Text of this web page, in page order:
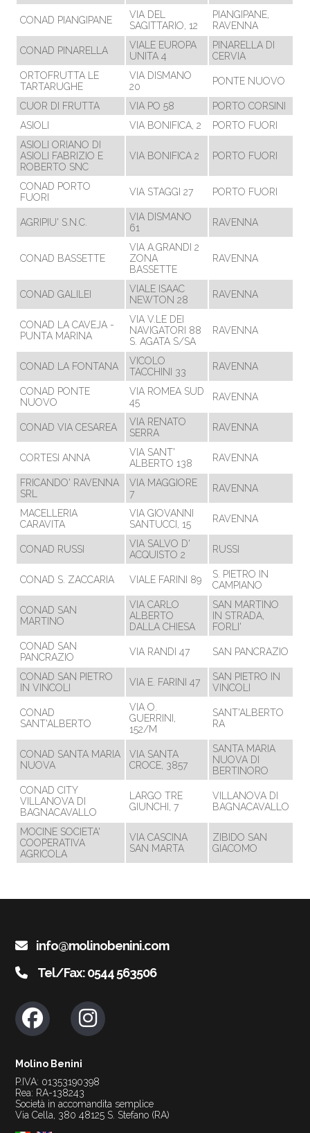
CONAD PIANGIPANE
VIA DEL
SAGITTARIO, 12
PIANGIPANE,
RAVENNA
CONAD PINARELLA
VIALE EUROPA
UNITA 4
PINARELLA DI
CERVIA
ORTOFRUTTA LE
TARTARUGHE
VIA DISMANO
20
PONTE NUOVO
CUOR DI FRUTTA VIA PO 58
PORTO CORSINI
ASIOLI
VIA BONIFICA, 2
PORTO FUORI
ASIOLI ORIANO DI
ASIOLI FABRIZIO E
ROBERTO SNC
VIA BONIFICA 2 PORTO FUORI
CONAD PORTO
FUORI
VIA STAGGI 27 PORTO FUORI
AGRIPIU' S.N.C.
VIA DISMANO
61
RAVENNA
CONAD BASSETTE
VIA A.GRANDI 2
ZONA
BASSETTE
RAVENNA
CONAD GALILEI
VIALE ISAAC
NEWTON 28
RAVENNA
CONAD LA CAVEJA -
PUNTA MARINA
VIA V.LE DEI
NAVIGATORI 88
S. AGATA S/SA
RAVENNA
CONAD LA FONTANA
VICOLO
TACCHINI 33
RAVENNA
CONAD PONTE
NUOVO
VIA ROMEA SUD
45
RAVENNA
CONAD VIA CESAREA
VIA RENATO
SERRA
RAVENNA
CORTESI ANNA
VIA SANT'
ALBERTO 138
RAVENNA
FRICANDO' RAVENNA
SRL
VIA MAGGIORE
7
RAVENNA
MACELLERIA
CARAVITA
VIA GIOVANNI
SANTUCCI, 15
RAVENNA
CONAD RUSSI
VIA SALVO D'
ACQUISTO 2
RUSSI
CONAD S. ZACCARIA VIALE FARINI 89
S. PIETRO IN
CAMPIANO
CONAD SAN
MARTINO
VIA CARLO
ALBERTO
DALLA CHIESA
SAN MARTINO
IN STRADA,
FORLI'
CONAD SAN
PANCRAZIO
VIA RANDI 47 SAN PANCRAZIO
CONAD SAN PIETRO
IN VINCOLI
VIA E. FARINI 47
SAN PIETRO IN
VINCOLI
CONAD
SANT'ALBERTO
VIA O.
GUERRINI,
152/M
SANT'ALBERTO
RA
CONAD SANTA MARIA
NUOVA
VIA SANTA
CROCE, 3857
SANTA MARIA
NUOVA DI
BERTINORO
CONAD CITY
VILLANOVA DI
BAGNACAVALLO
LARGO TRE
GIUNCHI, 7
VILLANOVA DI
BAGNACAVALLO
MOCINE SOCIETA'
COOPERATIVA
AGRICOLA
VIA CASCINA
SAN MARTA
ZIBIDO SAN
GIACOMO
info@molinobenini.com
Tel/Fax: 0544 563506
Molino Benini
P.IVA: 01353190398
Rea: RA-138243
Società in accomandita semplice
Via Cella, 380 48125 S. Stefano (RA)